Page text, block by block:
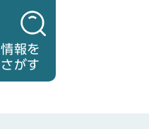
情報を
さがす